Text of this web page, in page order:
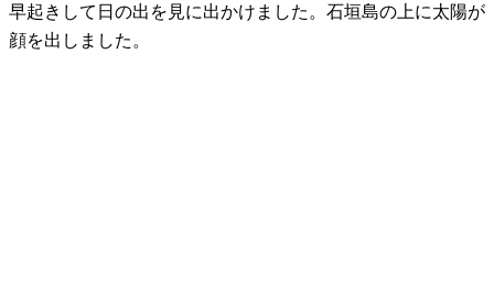
早起きして日の出を見に出かけました。石垣島の上に太陽が
顔を出しました。